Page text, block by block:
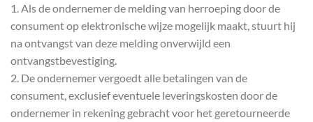
1. Als de ondernemer de melding van herroeping door de
consument op elektronische wijze mogelijk maakt, stuurt hij
na ontvangst van deze melding onverwijld een
ontvangstbevestiging.
2. De ondernemer vergoedt alle betalingen van de
consument, exclusief eventuele leveringskosten door de
ondernemer in rekening gebracht voor het geretourneerde